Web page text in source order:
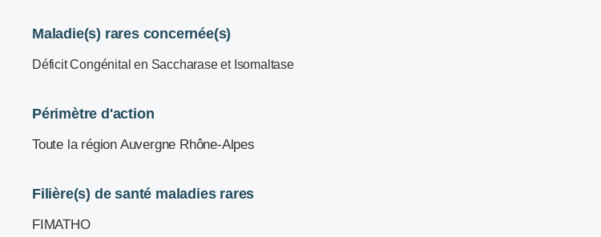
Maladie(s) rares concernée(s)
Déficit Congénital en Saccharase et Isomaltase
Périmètre d'action
Toute la région Auvergne Rhône-Alpes
Filière(s) de santé maladies rares
FIMATHO